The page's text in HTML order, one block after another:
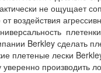
не ощущает
воздействия
Berkley сделать
плетеные лески
уверенно